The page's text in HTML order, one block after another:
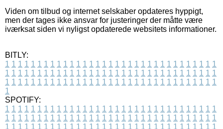
Viden om tilbud og internet selskaber opdateres hyppigt,
men der tages ikke ansvar for justeringer der måtte være
iværksat siden vi nyligst opdaterede websitets informationer.
BITLY:
1 1 1 1 1 1 1 1 1 1 1 1 1 1 1 1 1 1 1 1 1 1 1 1 1 1 1 1 1 1 1 1 1
1 1 1 1 1 1 1 1 1 1 1 1 1 1 1 1 1 1 1 1 1 1 1 1 1 1 1 1 1 1 1 1 1
1 1 1 1 1 1 1 1 1 1 1 1 1 1 1 1 1 1 1 1 1 1 1 1 1 1 1 1 1 1 1 1 1
1
SPOTIFY:
1 1 1 1 1 1 1 1 1 1 1 1 1 1 1 1 1 1 1 1 1 1 1 1 1 1 1 1 1 1 1 1 1
1 1 1 1 1 1 1 1 1 1 1 1 1 1 1 1 1 1 1 1 1 1 1 1 1 1 1 1 1 1 1 1 1
1 1 1 1 1 1 1 1 1 1 1 1 1 1 1 1 1 1 1 1 1 1 1 1 1 1 1 1 1 1 1 1 1